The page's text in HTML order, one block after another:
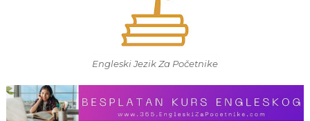
Engleski Jezik Za Početnike